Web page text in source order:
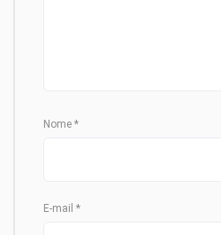
Nome *
E-mail *